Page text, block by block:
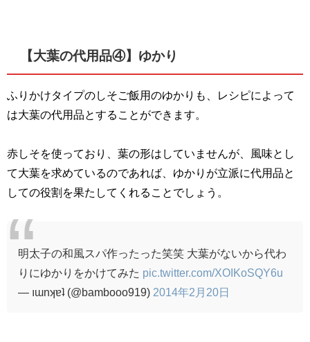
【大葉の代用品④】ゆかり
ふりかけタイプのしそご飯用のゆかりも、レシピによって
は大葉の代用品とすることができます。
赤しそを使っており、葉の形はしていませんが、風味とし
て大葉を求めているのであれば、ゆかりが立派に代用品と
しての役割を果たしてくれることでしょう。
明太子の和風スパ作ったった笑笑 大葉がないから代わ
りにゆかりをかけてみた pic.twitter.com/XOIKoSQY6u
— ıɯnʞɐʇ (@bambooo919) 2014年2月20日